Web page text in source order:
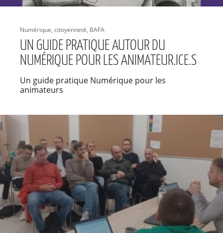
Numérique, citoyenneté, BAFA
UN GUIDE PRATIQUE AUTOUR DU
NUMÉRIQUE POUR LES ANIMATEUR.ICE.S
Un guide pratique Numérique pour les
animateurs